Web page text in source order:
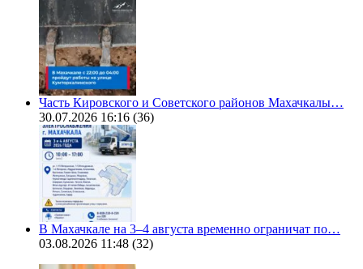
Часть Кировского и Советского районов Махачкалы…
30.07.2026 16:16 (36)
В Махачкале на 3–4 августа временно ограничат по…
03.08.2026 11:48 (32)